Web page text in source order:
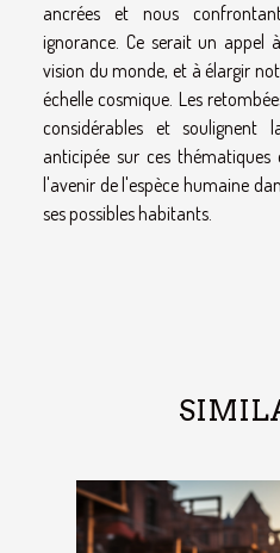
ancrées et nous
ignorance. Ce serait un appel
vision du monde, et à élargir
échelle cosmique. Les
considérables et soulignent
anticipée sur ces thématiques
l'avenir de l'espèce humaine
ses possibles habitants.